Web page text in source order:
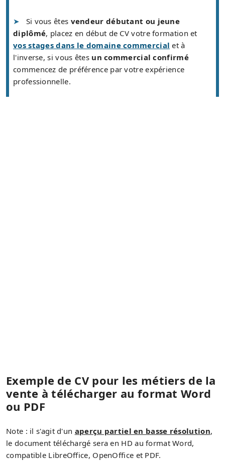
Si vous êtes vendeur débutant ou jeune
diplômé, placez en début de CV votre formation et
vos stages dans le domaine commercial et à
l'inverse, si vous êtes un commercial confirmé
commencez de préférence par votre expérience
professionnelle.
Exemple de CV pour les métiers de la
vente à télécharger au format Word
ou PDF
Note : il s'agit d'un aperçu partiel en basse résolution,
le document téléchargé sera en HD au format Word,
compatible LibreOffice, OpenOffice et PDF.